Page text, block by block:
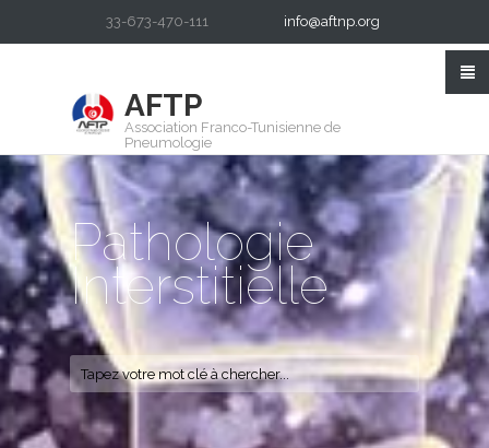
33-673-470-111 info@aftnp.org
AFTP
Association Franco-Tunisienne de
Pneumologie
Pathologie
Interstitielle